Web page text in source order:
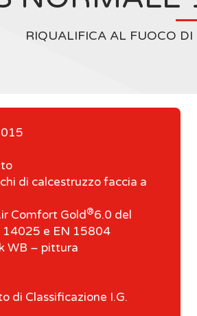
RIQUALIFICA AL FUOCO
di calcestruzzo faccia a
Comfort Gold®6.0 del
14025 e EN 15804
WB – pittura
di Classificazione I.G.